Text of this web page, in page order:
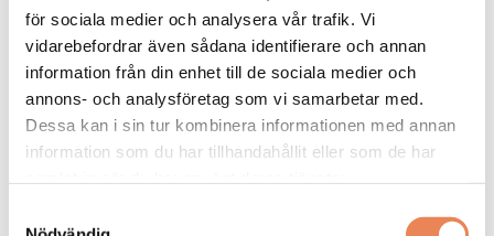
för sociala medier och analysera vår trafik. Vi
vidarebefordrar även sådana identifierare och annan
information från din enhet till de sociala medier och
annons- och analysföretag som vi samarbetar med.
Dessa kan i sin tur kombinera informationen med annan
information som du har tillhandahållit eller som de har
får en så stark upplevelse att de vill återvända,
säger Thomas Burenius, COO Upplevelse på
Furuvik.
Omvärldsoro, väder och ansträngda
hushållsekonomier påverkar hela branschen, men
här ser Furuvik sin bredd som en stor
konkurrensfördel.
– Det ska kännas prisvärt. Hos oss får du djur,